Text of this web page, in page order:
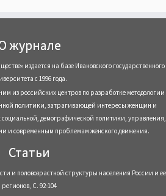
журнале
издается на базе Ивановского государственного
с 1996 года.
из российских центров по разработке методологии
политики, затрагивающей интересы женщин и
социальной, демографической политики, управления,
и современным проблемам женского движения.
Статьи
и половозрастной структуры населения России и ее
регионов, С. 92-104